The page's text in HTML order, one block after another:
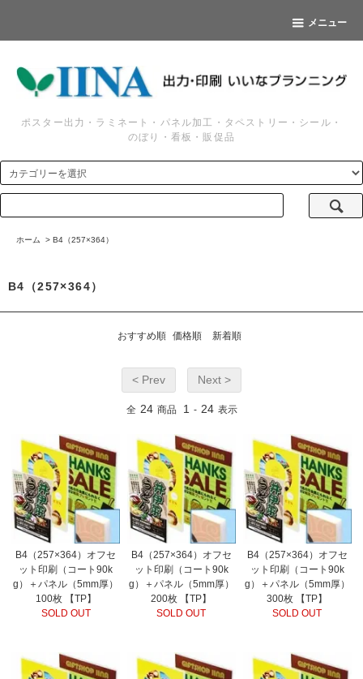
メニュー
ポスター出力・ラミネート・パネル加工・タペストリー・シール・
のぼり・看板・販促品
ホーム > B4（257×364）
B4（257×364）
おすすめ順 価格順 新着順
< Prev Next >
全 24 商品 1 - 24 表示
B4（257×364）オフセ
ット印刷（コート90k
g）＋パネル（5mm厚）
100枚 【TP】
SOLD OUT
B4（257×364）オフセ
ット印刷（コート90k
g）＋パネル（5mm厚）
200枚 【TP】
SOLD OUT
B4（257×364）オフセ
ット印刷（コート90k
g）＋パネル（5mm厚）
300枚 【TP】
SOLD OUT